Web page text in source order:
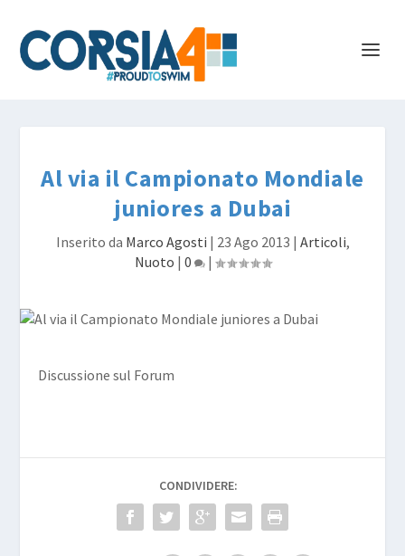
Al via il Campionato Mondiale
juniores a Dubai
Inserito da Marco Agosti | 23 Ago 2013 | Articoli,
Nuoto | 0 |
Discussione sul Forum
CONDIVIDERE: